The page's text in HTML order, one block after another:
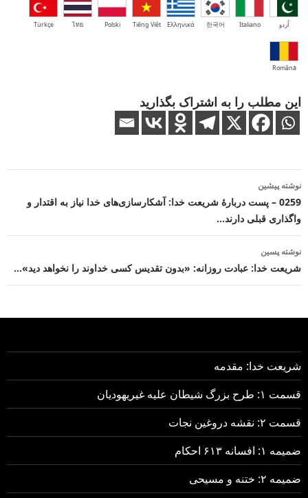
اُردو Italiano
한국어
Ελληνικά
Tiếng Việt
Polski
ไทย
Türkçe
Română
این مطلب را به اشتراک بگذارید
ناوبری
نوشته
نوشته پیشین
0259 – پست دربارهٔ شریعت خدا: آشکارسازی‌های خدا نیاز به اقتدار و
واگذاری قبلی دارند…
نوشته پسین
شریعت خدا: عبادت روزانه: «بدون تقدیس کسی خداوند را نخواهد دید»…
شریعت خدا: مقدمه
قسمت ۱: طرح بزرگ شیطان علیه غیریهودیان
قسمت ۲: نقشه دروغین نجات
ضمیمه ۱: افسانه ۶۱۳ احکام
ضمیمه ۲: ختنه و مسیحی